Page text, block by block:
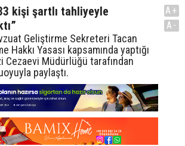
kişi şartlı tahliyeyle
Geliştirme Sekreteri Tacan
Hakkı Yasası kapsamında yaptığı
Cezaevi Müdürlüğü tarafından
paylaştı.
A+
A-